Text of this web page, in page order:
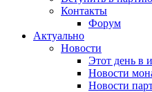
Контакты
Форум
Актуально
Новости
Этот день в
Новости
Новости